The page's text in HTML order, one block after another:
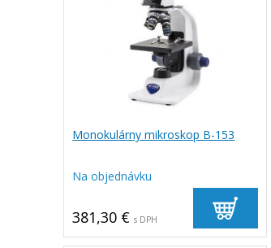
Monokulárny mikroskop B-153
Na objednávku
381,30 € s DPH